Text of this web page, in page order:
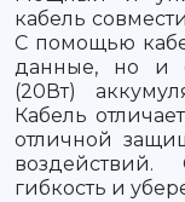
кабель
С помощью
данные, но и
(20Вт)
Кабель
отличной
воздействий.
гибкость и